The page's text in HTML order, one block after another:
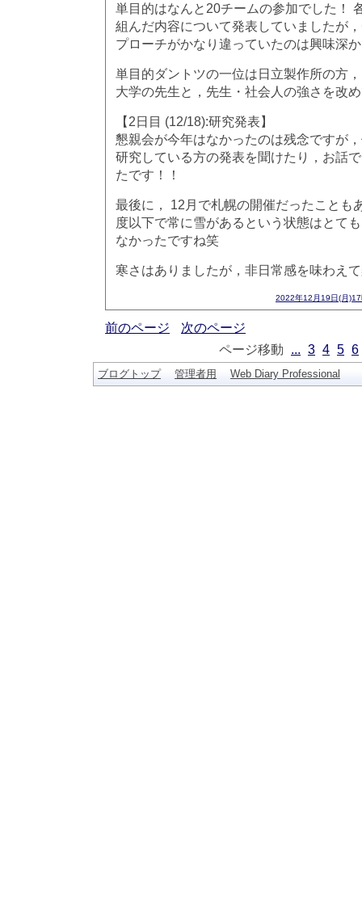
単目的はなんと20チームの参加でした！
組んだ内容について発表していましたが
プローチがかなり違っていたのは興味深
単目的ダントツの一位は日立製作所の方
大学の先生と，先生・社会人の強さを改
【2日目 (12/18):研究発表】
懇親会が今年はなかったのは残念ですが
研究している方の発表を聞けたり，お話
たです！！
最後に， 12月で札幌の開催だったことも
度以下で常に雪があるという状態はとて
なかったですね笑
寒さはありましたが，非日常感を味わえ
2022年12月19日(月
前のページ
次のページ
ページ移動
... 3 4 5 6
ブログトップ 管理者用 Web Diary Professional